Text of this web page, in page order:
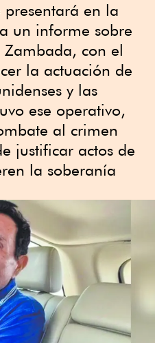
en la
un informe sobre
con el
la actuación de
y las
ese operativo,
al crimen
justificar actos de
la soberanía